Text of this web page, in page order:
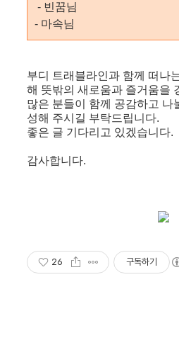
- 빈꿈님
- 마속님
부디 트래블라인과 함께 떠나
해 뜻밖의 새로움과 즐거움을
많은 분들이 함께 공감하고 나
성해 주시길 부탁드립니다.
좋은 글 기다리고 있겠습니다.
감사합니다.
26 구독하기